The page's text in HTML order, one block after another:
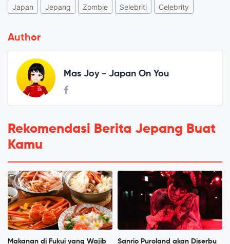
Japan Jepang Zombie Selebriti Celebrity
Author
Mas Joy - Japan On You
Rekomendasi Berita Jepang Buat
Kamu
Makanan di Fukui yang Wajib
Sanrio Puroland akan Diserbu